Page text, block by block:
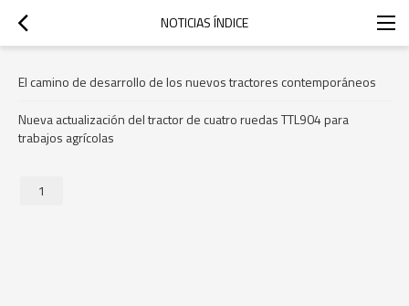
NOTICIAS ÍNDICE
El camino de desarrollo de los nuevos tractores contemporáneos
Nueva actualización del tractor de cuatro ruedas TTL904 para
trabajos agrícolas
1